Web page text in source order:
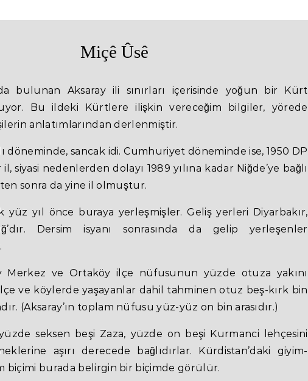
Miçê Ûsê
bulunan Aksaray ili sınırları içerisinde yoğun bir Kürt
Bu ildeki Kürtlere ilişkin vereceğim bilgiler, yörede
anlatımlarından derlenmiştir.
döneminde, sancak idi. Cumhuriyet döneminde ise, 1950 DP
siyasi nedenlerden dolayı 1989 yılına kadar Niğde’ye bağlı
sonra da yine il olmuştur.
yüz yıl önce buraya yerleşmişler. Geliş yerleri Diyarbakır,
Dersim isyanı sonrasında da gelip yerleşenler
Merkez ve Ortaköy ilçe nüfusunun yüzde otuza yakını
ve köylerde yaşayanlar dahil tahminen otuz beş-kırk bin
(Aksaray’ın toplam nüfusu yüz-yüz on bin arasıdır.)
seksen beşi Zaza, yüzde on beşi Kurmanci lehçesini
aşırı derecede bağlıdırlar. Kürdistan’daki giyim-
biçimi burada belirgin bir biçimde görülür.